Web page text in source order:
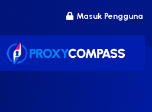
Masuk Pengguna